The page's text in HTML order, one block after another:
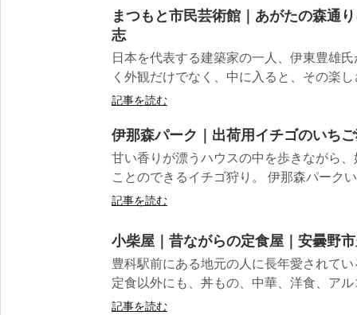
まつもと市民芸術館｜あがたの森通
志
日本を代表する建築家の一人、伊東豊雄
く外観だけでなく、中に入ると、その楽
記事を読む
伊那森パーク｜出荷用イチゴのいち
甘い香りが漂うハウスの中を歩きながら
ことのできるイチゴ狩り。 伊那森パーク
記事を読む
小柴屋｜昔ながらの定食屋｜安曇野
豊科駅前にある地元の人に長年愛されて
定食以外にも、丼もの、中華、洋食、ア
記事を読む